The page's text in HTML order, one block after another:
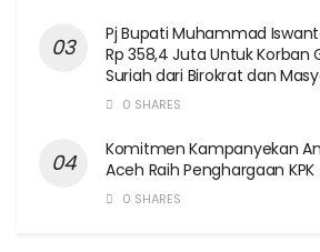
Pj Bupati Muhammad
Rp 358,4 Juta Untuk Korban
Suriah dari Birokrat dan
0 SHARES
Komitmen Kampanyekan
Aceh Raih Penghargaan KPK
0 SHARES